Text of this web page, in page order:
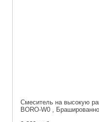
Смеситель на высокую
BORO-W0 ,